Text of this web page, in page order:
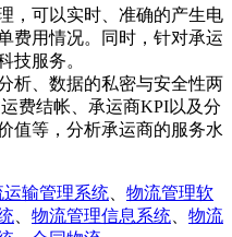
，可以实时、准确的产生电
费用情况。同时，针对承运
技服务。
析、数据的私密与安全性两
费结帐、承运商KPI以及分
值等，分析承运商的服务水
运输管理系统
物流管理软
物流管理信息系统
物流